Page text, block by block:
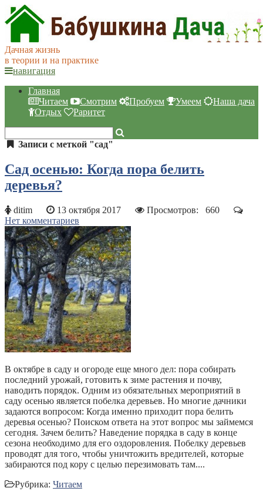
Дачная жизнь
в теории и на практике
навигация
Главная
Читаем
Смотрим Пробуем Умеем
Наша дача
Отдых
Раритет
Записи с меткой "сад"
Сад осенью: Когда пора белить
деревья?
ditim 13 октября 2017 Просмотров: 660
Нет комментариев
В октябре в саду и огороде еще много дел: пора собирать
последний урожай, готовить к зиме растения и почву,
наводить порядок. Одним из обязательных мероприятий в
саду осенью является побелка деревьев. Но многие дачники
задаются вопросом: Когда именно приходит пора белить
деревья осенью? Поиском ответа на этот вопрос мы займемся
сегодня. Зачем белить? Наведение порядка в саду в конце
сезона необходимо для его оздоровления. Побелку деревьев
проводят для того, чтобы уничтожить вредителей, которые
забираются под кору с целью перезимовать там....
Рубрика: Читаем